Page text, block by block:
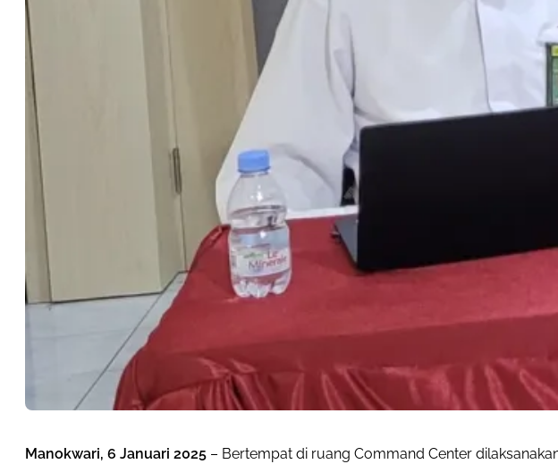
Manokwari, 6 Januari 2025 – Bertempat di ruang Command Center